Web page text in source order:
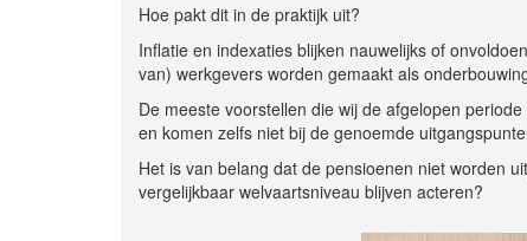
Hoe pakt dit in de praktijk uit?
Inflatie en indexaties blijken nauwelijks of
van) werkgevers worden gemaakt als
De meeste voorstellen die wij de afgelopen
en komen zelfs niet bij de genoemde
Het is van belang dat de pensioenen niet worden
vergelijkbaar welvaartsniveau blijven acteren?